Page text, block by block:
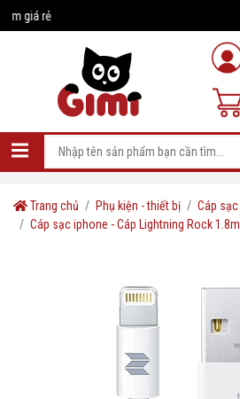
Trang chủ Phụ kiện - thiết bị Cáp sạc
Cáp sạc iphone - Cáp Lightning Rock 1.8m
rẻ